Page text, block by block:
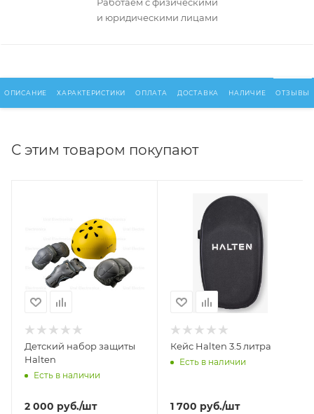
Работаем с физическими
и юридическими лицами
ОПИСАНИЕ ХАРАКТЕРИСТИКИ ОПЛАТА ДОСТАВКА НАЛИЧИЕ ОТЗЫВЫ
С этим товаром покупают
Детский набор защиты
Halten
Есть в наличии
2 000 руб./шт
Кейс Halten 3.5 литра
Есть в наличии
1 700 руб./шт